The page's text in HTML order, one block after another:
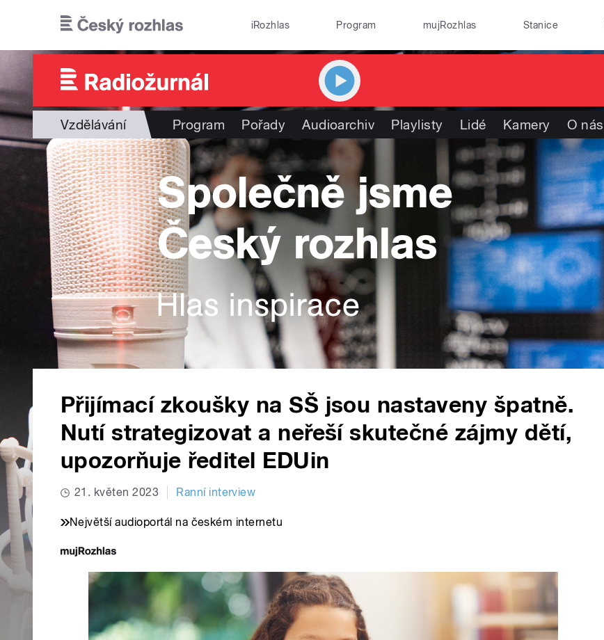
iRozhlas Program mujRozhlas Stanice
Vzdělávání Program Pořady Audioarchiv Playlisty Lidé Kamery O nás
Přijímací zkoušky na SŠ jsou nastaveny špatně.
Nutí strategizovat a neřeší skutečné zájmy dětí,
upozorňuje ředitel EDUin
21. květen 2023 Ranní interview
Největší audioportál na českém internetu